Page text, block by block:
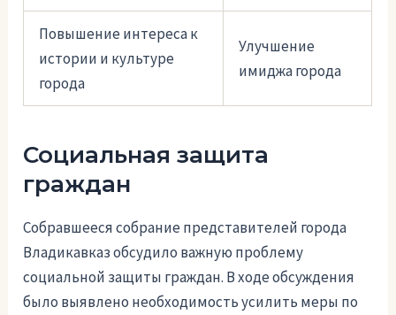
Повышение интереса к
истории и культуре
города
Улучшение
имиджа города
Социальная защита
граждан
Собравшееся собрание представителей города
Владикавказ обсудило важную проблему
социальной защиты граждан. В ходе обсуждения
было выявлено необходимость усилить меры по